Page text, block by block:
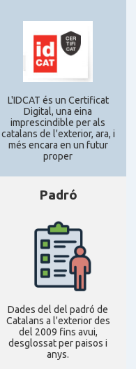
L'IDCAT és un Certificat
Digital, una eina
imprescindible per als
catalans de l'exterior, ara, i
més encara en un futur
proper
Padró
Dades del del padró de
Catalans a l'exterior des
del 2009 fins avui,
desglossat per paisos i
anys.